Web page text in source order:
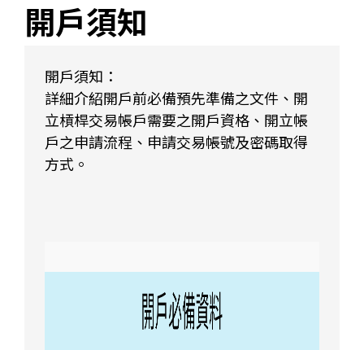
開戶須知
開戶須知：
詳細介紹開戶前必備預先準備之文件、開
立槓桿交易帳戶需要之開戶資格、開立帳
戶之申請流程、申請交易帳號及密碼取得
方式。